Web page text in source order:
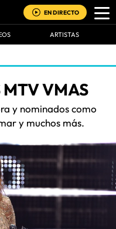
EN DIRECTO
ARTISTAS
MTV VMAS
y nominados como
y muchos más.